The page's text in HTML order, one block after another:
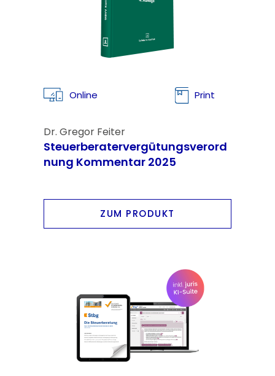
Online Print
Dr. Gregor Feiter
Steuerberatervergütungsverord
nung Kommentar 2025
ZUM PRODUKT